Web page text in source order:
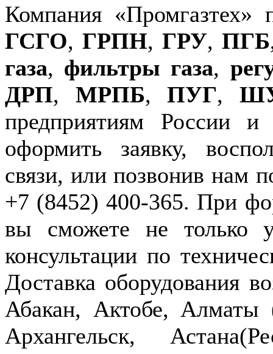
Компания «Промгазтех»
ГСГО, ГРПН, ГРУ, ПГБ
газа, фильтры газа,
ДРП, МРПБ,ПУГ,
предприятиям России
оформить заявку,
связи, или позвонив нам
+7 (8452) 400-365. При
вы сможете не только
консультации по
Доставка оборудования
Абакан, Актобе,
Архангельск,